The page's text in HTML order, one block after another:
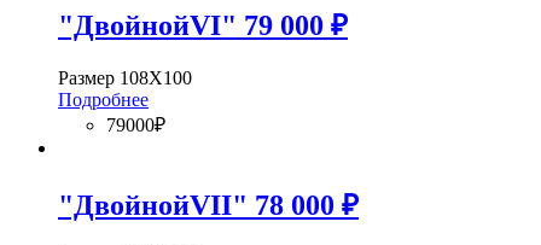
"ДвойнойVI" 79 000 ₽
Размер 108Х100
Подробнее
79000₽
"ДвойнойVII" 78 000 ₽